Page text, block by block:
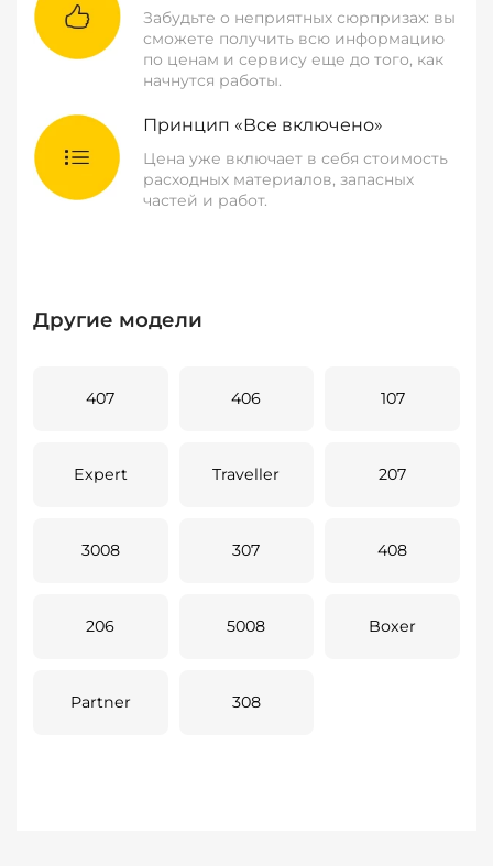
Забудьте о неприятных сюрпризах: вы
сможете получить всю информацию
по ценам и сервису еще до того, как
начнутся работы.
Принцип «Все включено»
Цена уже включает в себя стоимость
расходных материалов, запасных
частей и работ.
Другие модели
407 406 107
Expert Traveller 207
3008 307 408
206 5008 Boxer
Partner 308